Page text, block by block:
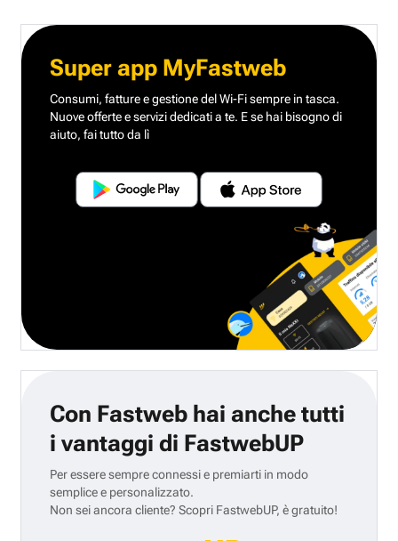
Super app MyFastweb
Consumi, fatture e gestione del Wi-Fi sempre in tasca.
Nuove offerte e servizi dedicati a te. E se hai bisogno di
aiuto, fai tutto da lì
Con Fastweb hai anche tutti
i vantaggi di FastwebUP
Per essere sempre connessi e premiarti in modo
semplice e personalizzato.
Non sei ancora cliente? Scopri FastwebUP, è gratuito!